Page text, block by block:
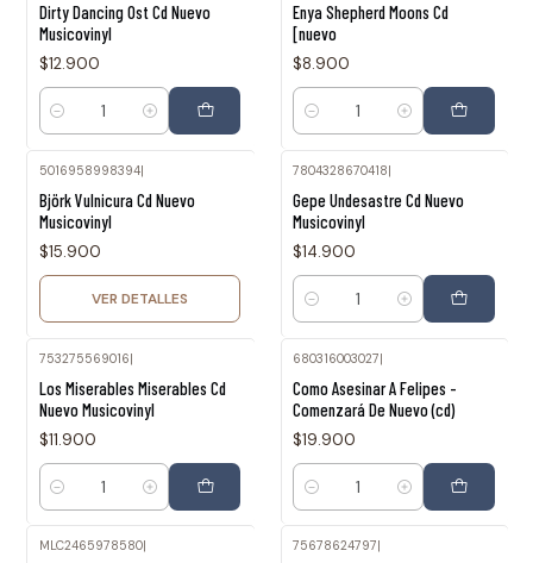
Dirty Dancing Ost Cd Nuevo
Musicovinyl
$12.900
Cantidad
Enya Shepherd Moons Cd
[nuevo
$8.900
Cantidad
5016958998394|
Björk Vulnicura Cd Nuevo
Musicovinyl
$15.900
VER DETALLES
7804328670418
Gepe Undesastre Cd Nuevo
Musicovinyl
$14.900
Cantidad
753275569016|
Los Miserables Miserables Cd
Nuevo Musicovinyl
$11.900
Cantidad
680316003027|
Como Asesinar A Felipes -
Comenzará De Nuevo (cd)
$19.900
Cantidad
MLC2465978580| 75678624797